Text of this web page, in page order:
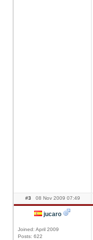
#3 08 Nov 2009 07:49
jucaro
Joined: April 2009
Posts: 622